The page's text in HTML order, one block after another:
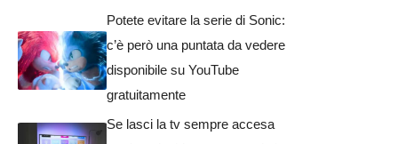
Potete evitare la serie di Sonic:
c’è però una puntata da vedere
disponibile su YouTube
gratuitamente
Se lasci la tv sempre accesa